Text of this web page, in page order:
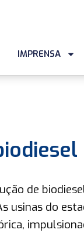
IMPRENSA
de
usinas do